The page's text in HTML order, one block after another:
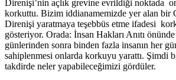
Direnişi’nin açlık grevine evrildiği noktada
korkuttu. Bizim iddianamemizde yer alan bir
Direnişi yaratmaya teşebbüs etme ifadesi
gösteriyor. Orada: İnsan Hakları Anıtı
günlerinden sonra binden fazla insanın her
sahiplenmesi onlarda korkuyu yarattı. Şimdi
takdirde neler yapabileceğimizi gördüler.